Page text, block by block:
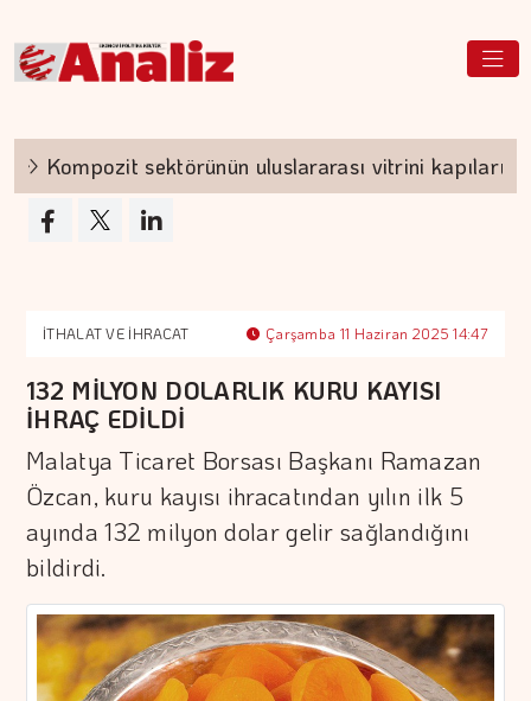
Kompozit sektörünün uluslararası vitrini kapılarını
İTHALAT VE İHRACAT Çarşamba 11 Haziran 2025 14:47
132 MİLYON DOLARLIK KURU KAYISI
İHRAÇ EDİLDİ
Malatya Ticaret Borsası Başkanı Ramazan
Özcan, kuru kayısı ihracatından yılın ilk 5
ayında 132 milyon dolar gelir sağlandığını
bildirdi.